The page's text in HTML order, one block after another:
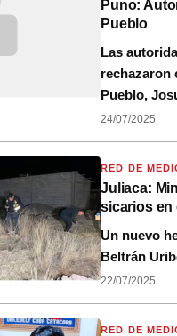
Puno:
Pueblo
Las
rechazaron
Pueblo,
24/07/2025
RED DE
Juliaca:
sicarios en
Un nuevo
Beltrán
22/07/2025
RED DE